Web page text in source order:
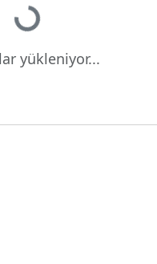
yükleniyor...